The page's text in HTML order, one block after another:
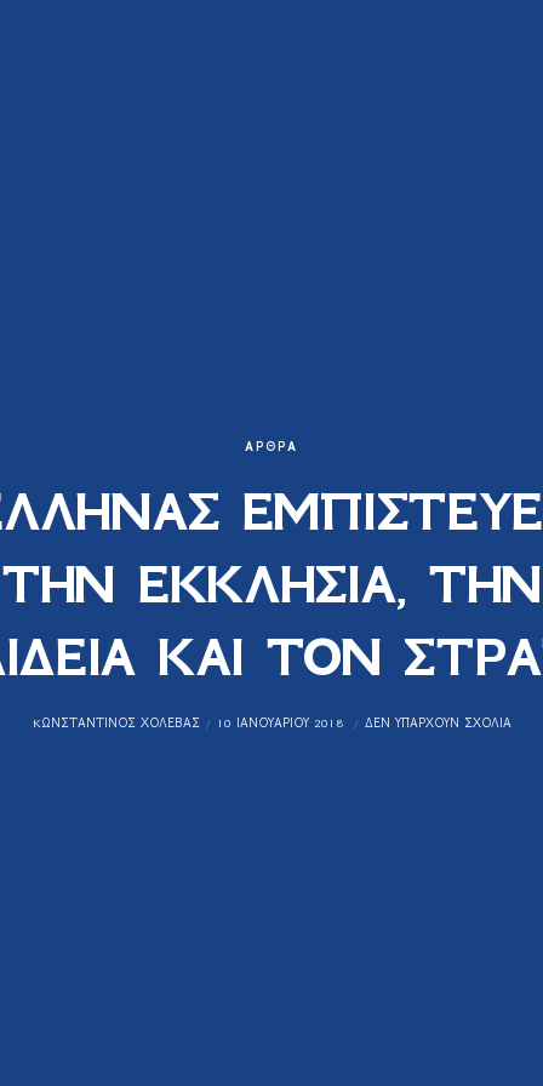
ΆΡΘΡΑ
ΤΗΝ ΕΚΚΛΗΣΙΑ, ΤΗΝ
ΚΑΙ ΤΟΝ
KΩΝΣΤΑΝΤΊΝΟΣ ΧΟΛΈΒΑΣ 10 ΙΑΝΟΥΑΡΊΟΥ 2018 ΔΕΝ ΥΠΆΡΧΟΥΝ ΣΧΌΛΙΑ